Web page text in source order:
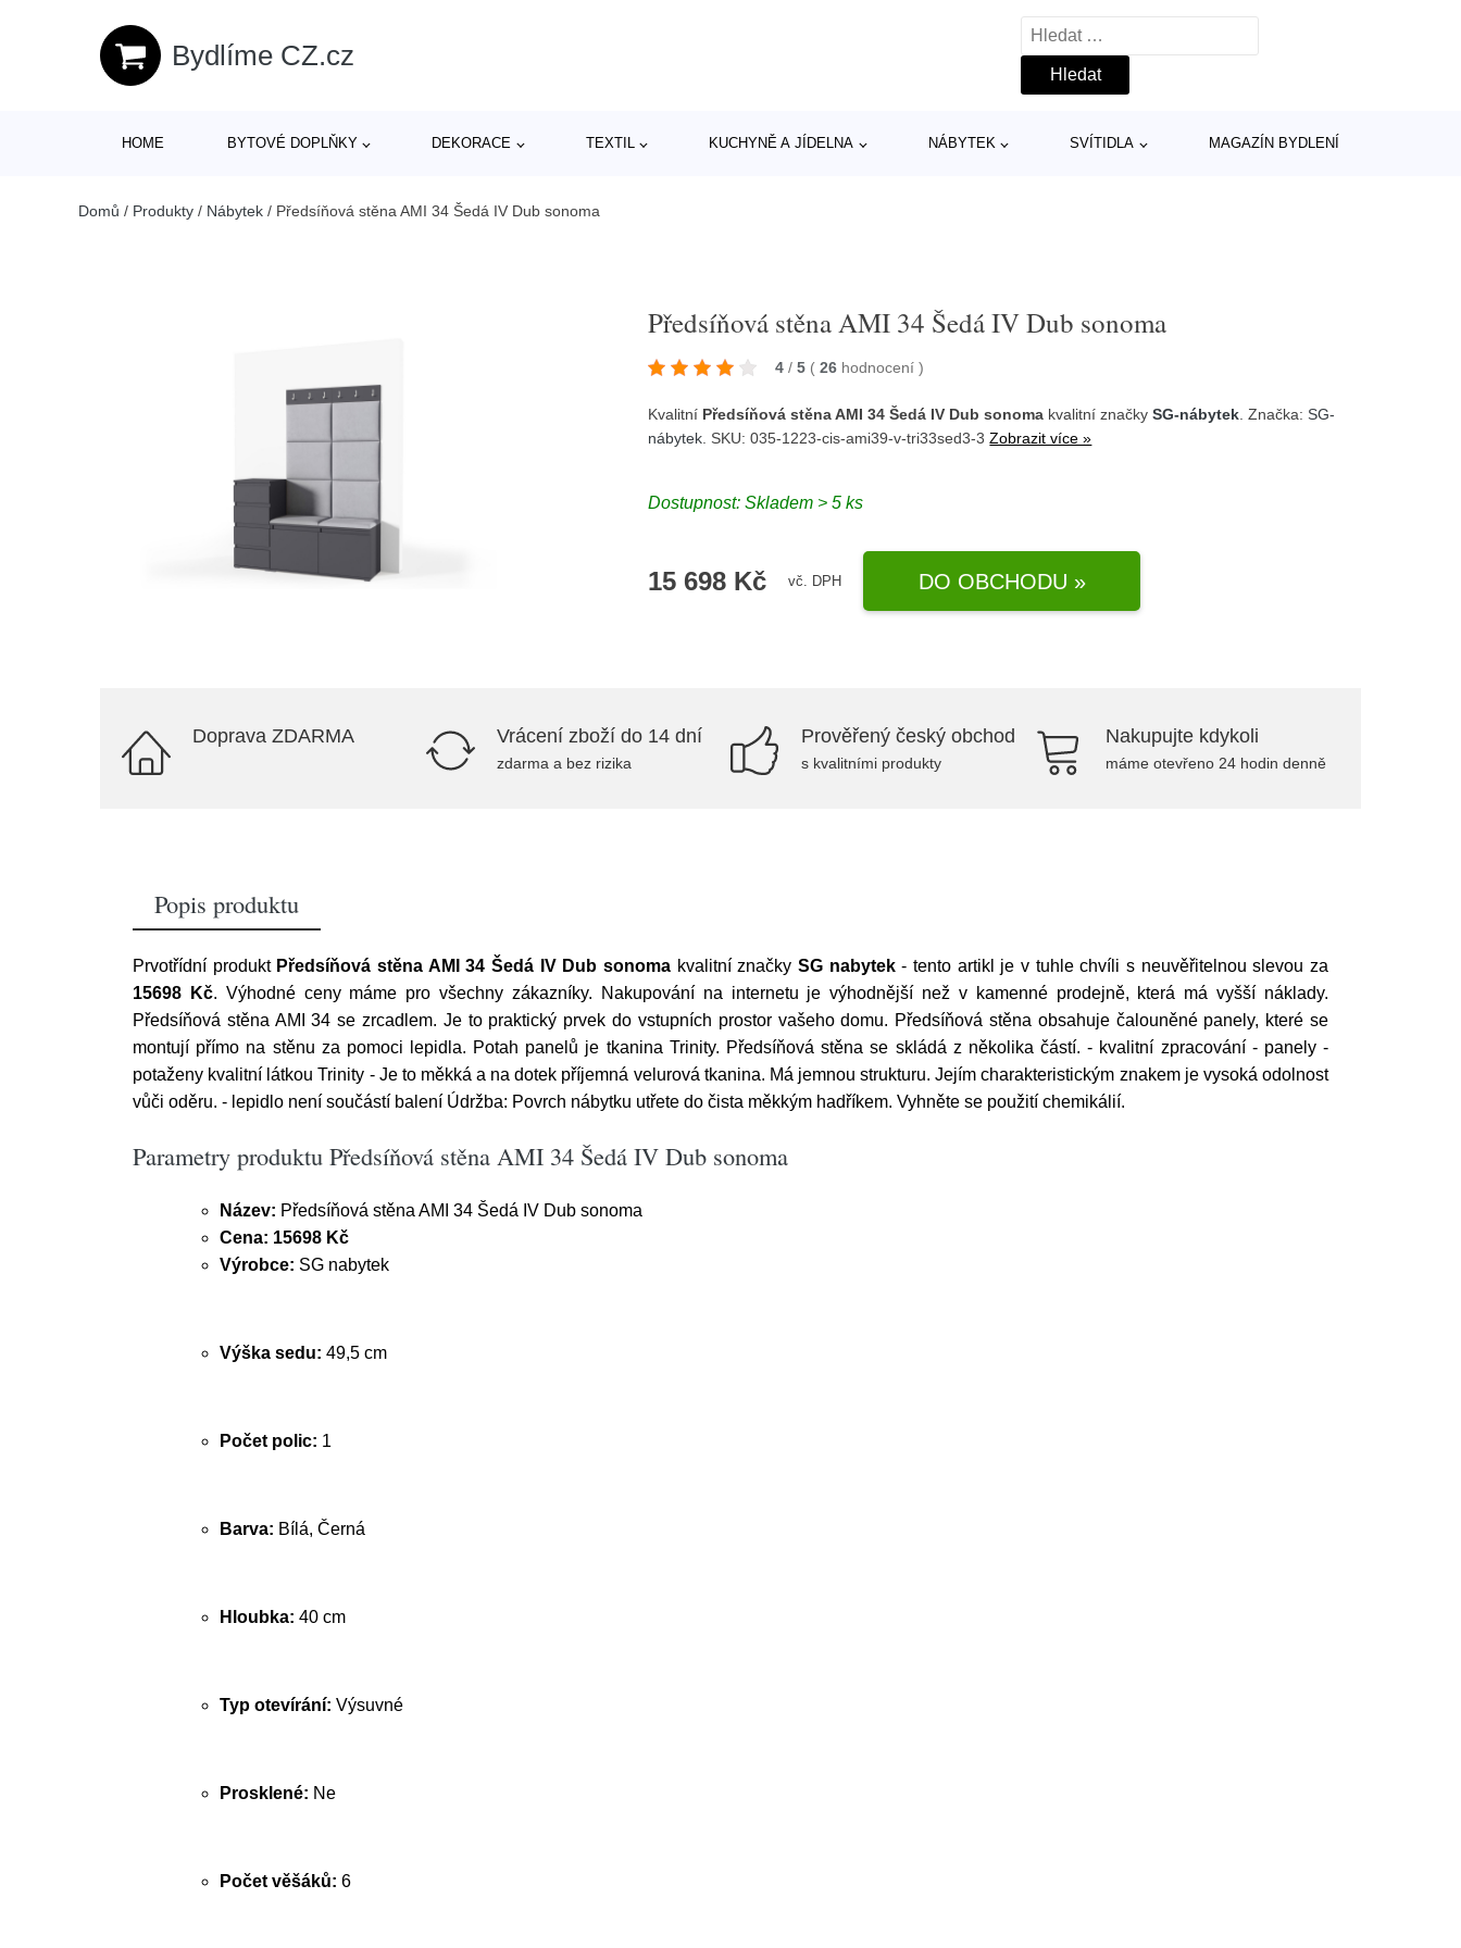
Bydlíme CZ.cz
Vyhledávání
HOME BYTOVÉ DOPLŇKY DEKORACE TEXTIL KUCHYNĚ A JÍDELNA NÁBYTEK SVÍTIDLA MAGAZÍN BYDLENÍ
Domů / Produkty / Nábytek / Předsíňová stěna AMI 34 Šedá IV Dub sonoma
Předsíňová stěna AMI 34 Šedá IV Dub sonoma
4 / 5 ( 26 hodnocení)
Kvalitní Předsíňová stěna AMI 34 Šedá IV Dub sonoma kvalitní značkySG-nábytek . Značka:SG-
nábytek . SKU: 035-1223-cis-ami39-v-tri33sed3-3Zobrazit více »
Dostupnost:Skladem > 5 ks
15 698 Kč vč. DPH DO OBCHODU »
Doprava ZDARMA Vrácení zboží do 14 dní
zdarma a bez rizika
Prověřený český obchod
s kvalitními produkty
Nakupujte kdykoli
máme otevřeno 24 hodin denně
Popis produktu
Prvotřídní produkt Předsíňová stěna AMI 34 Šedá IV Dub sonoma kvalitní značkySG nabytek- tento artikl je v tuhle chvíli s neuvěřitelnou slevou za
15698 Kč. Výhodné ceny máme pro všechny zákazníky. Nakupování na internetu je výhodnější než v kamenné prodejně, která má vyšší náklady.
Předsíňová stěna AMI 34 se zrcadlem. Je to praktický prvek do vstupních prostor vašeho domu. Předsíňová stěna obsahuje čalouněné panely, které se
montují přímo na stěnu za pomoci lepidla. Potah panelů je tkanina Trinity. Předsíňová stěna se skládá z několika částí. - kvalitní zpracování - panely -
potaženy kvalitní látkou Trinity - Je to měkká a na dotek příjemná velurová tkanina. Má jemnou strukturu. Jejím charakteristickým znakem je vysoká odolnost
vůči oděru. - lepidlo není součástí balení Údržba: Povrch nábytku utřete do čista měkkým hadříkem. Vyhněte se použití chemikálií.
Parametry produktu Předsíňová stěna AMI 34 Šedá IV Dub sonoma
Název: Předsíňová stěna AMI 34 Šedá IV Dub sonoma
Cena: 15698 Kč
Výrobce: SG nabytek
Výška sedu: 49,5 cm
Počet polic: 1
Barva: Bílá, Černá
Hloubka: 40 cm
Typ otevírání: Výsuvné
Prosklené: Ne
Počet věšáků: 6